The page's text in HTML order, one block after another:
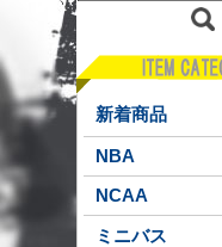
新着商品
NBA
NCAA
ミニバス